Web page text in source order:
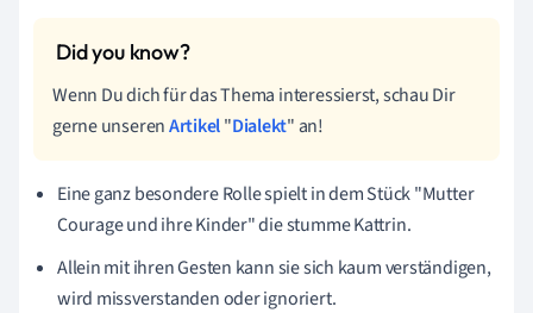
Wenn Du dich für das Thema interessierst, schau Dir
gerne unserenArtikel"Dialekt" an!
Eine ganz besondere Rolle spielt in dem Stück "Mutter
Courage und ihre Kinder" die stumme Kattrin.
Allein mit ihren Gesten kann sie sich kaum verständigen,
wird missverstanden oder ignoriert.